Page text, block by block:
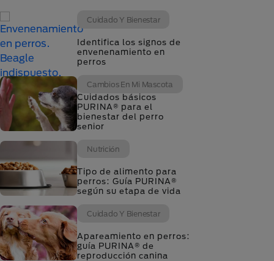
Cuidado Y Bienestar
Identifica los signos de
envenenamiento en
perros
Cambios En Mi Mascota
Cuidados básicos
PURINA® para el
bienestar del perro
senior
Nutrición
Tipo de alimento para
perros: Guía PURINA®
según su etapa de vida
Cuidado Y Bienestar
Apareamiento en perros:
guía PURINA® de
reproducción canina